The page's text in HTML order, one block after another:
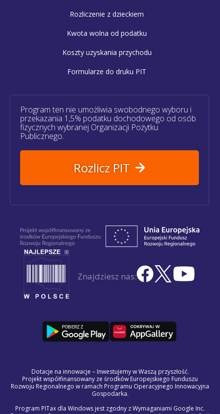
Rozliczenie z dzieckiem
Kwota wolna od podatku
Koszty uzyskania przychodu
Formularze do druku PIT
Program ten nie umożliwia swobodnego wyboru i
przekazania 1,5% podatku dochodowego od osób
fizycznych wybranej Organizacji Pożytku
Publicznego.
Rozlicz PIT
Znajdziesz nas:
Dotacje na innowacje – Inwestujemy w Waszą przyszłość.
Projekt współfinansowany ze środków Europejskiego Funduszu
Rozwoju Regionalnego w ramach Programu Operacyjnego Innowacyjna
Gospodarka.
Program PITax dla Windows jest zgodny z Wymaganiami Google Inc.